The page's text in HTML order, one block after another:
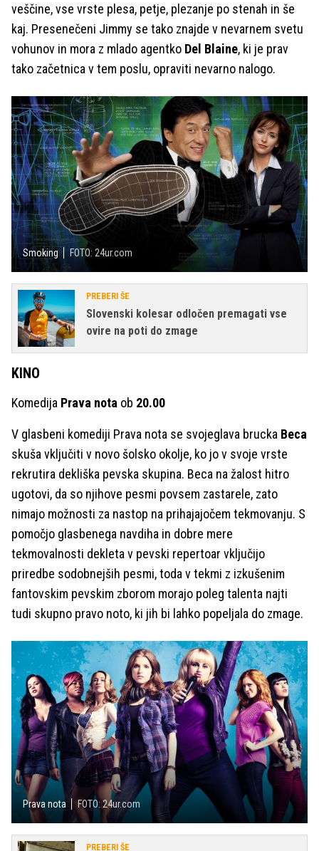
veščine, vse vrste plesa, petje, plezanje po stenah in še
kaj. Presenečeni Jimmy se tako znajde v nevarnem svetu
vohunov in mora z mlado agentko Del Blaine, ki je prav
tako začetnica v tem poslu, opraviti nevarno nalogo.
Smoking FOTO: 24ur.com
PREBERI ŠE
Slovenski kolesar odločen premagati vse
ovire na poti do zmage
KINO
Komedija Prava nota ob 20.00
V glasbeni komediji Prava nota se svojeglava brucka Beca
skuša vključiti v novo šolsko okolje, ko jo v svoje vrste
rekrutira dekliška pevska skupina. Beca na žalost hitro
ugotovi, da so njihove pesmi povsem zastarele, zato
nimajo možnosti za nastop na prihajajočem tekmovanju. S
pomočjo glasbenega navdiha in dobre mere
tekmovalnosti dekleta v pevski repertoar vključijo
priredbe sodobnejših pesmi, toda v tekmi z izkušenim
fantovskim pevskim zborom morajo poleg talenta najti
tudi skupno pravo noto, ki jih bi lahko popeljala do zmage.
Prava nota FOTO: 24ur.com
PREBERI ŠE